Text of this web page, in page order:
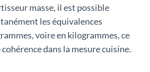
masse, il est possible
les équivalences
voire en kilogrammes, ce
dans la mesure cuisine.